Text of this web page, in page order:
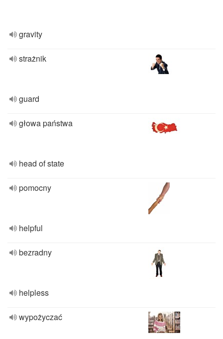
gravity
strażnik
guard
głowa państwa
head of state
pomocny
helpful
bezradny
helpless
wypożyczać